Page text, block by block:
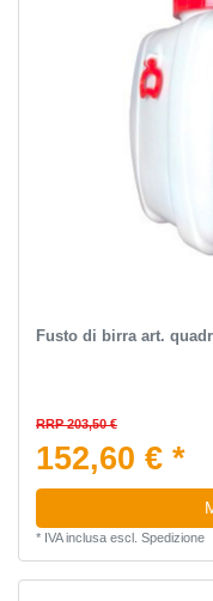
Fusto di birra art.
RRP 203,50 €
152,60 € *
* IVA inclusaescl. Spedizione